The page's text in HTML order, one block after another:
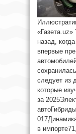
назад,
впервые
следует из
которые
за
в